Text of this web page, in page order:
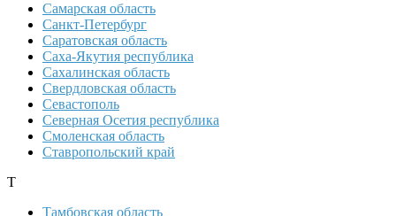
Самарская область
Санкт-Петербург
Саратовская область
Саха-Якутия республика
Сахалинская область
Свердловская область
Севастополь
Северная Осетия республика
Смоленская область
Ставропольский край
Т
Тамбовская область